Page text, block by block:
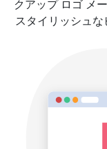
クアップ ロゴ メ
スタイリッシュな